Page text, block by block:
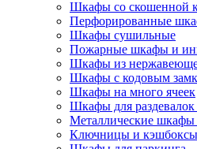
Шкафы со скошенной
Перфорированные
Шкафы сушильные
Пожарные шкафы и
Шкафы из
Шкафы с кодовым
Шкафы на много ячеек
Шкафы для
Металлические шкафы
Ключницы и кэшбоксы